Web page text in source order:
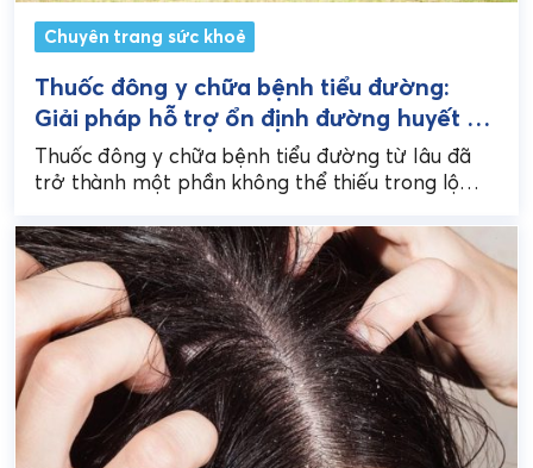
Chuyên trang sức khoẻ
Thuốc đông y chữa bệnh tiểu đường:
Giải pháp hỗ trợ ổn định đường huyết từ
thảo dược tự nhiên
Thuốc đông y chữa bệnh tiểu đường từ lâu đã
trở thành một phần không thể thiếu trong lộ